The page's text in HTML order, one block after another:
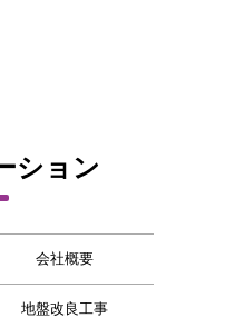
ション
会社概要
地盤改良工事